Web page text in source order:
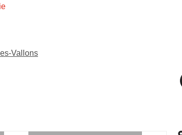
Vallons